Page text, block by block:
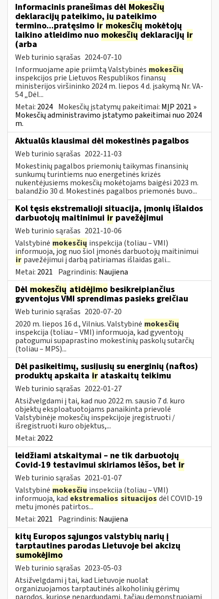
Informacinis pranešimas dėl Mokesčių
deklaracijų pateikimo, jų pateikimo
termino...pratęsimo ir mokesčių mokėtojų
laikino atleidimo nuomokesčiųdeklaracijų ir
(arba
Web turinio sąrašas 2024-07-10
Informuojame apie priimtą Valstybinės mokesčių
inspekcijos prie Lietuvos Respublikos finansų
ministerijos viršininko 2024 m. liepos 4 d. įsakymą Nr. VA-
54 „Dėl...
Metai: 2024 Mokesčių įstatymų pakeitimai: MĮP 2021 »
Mokesčių administravimo įstatymo pakeitimai nuo 2024
m.
Aktualūs klausimai dėl mokestinės pagalbos
Web turinio sąrašas 2022-11-03
Mokestinių pagalbos priemonių taikymas finansinių
sunkumų turintiems nuo energetinės krizės
nukentėjusiems mokesčių mokėtojams baigėsi 2023 m.
balandžio 30 d. Mokestinės pagalbos priemonės buvo...
Kol tęsis ekstremalioji situacija, įmonių išlaidos
darbuotojų maitinimui ir pavežėjimui
Web turinio sąrašas 2021-10-06
Valstybinė mokesčių inspekcija (toliau – VMI)
informuoja, jog nuo šiol įmonės darbuotojų maitinimui
ir pavežėjimui į darbą patiriamas išlaidas gali...
Metai: 2021 Pagrindinis: Naujiena
Dėl mokesčių atidėjimo besikreipiančius
gyventojus VMI sprendimas pasieks greičiau
Web turinio sąrašas 2020-07-20
2020 m. liepos 16 d., Vilnius. Valstybinė mokesčių
inspekcija (toliau – VMI) informuoja, kad gyventojų
patogumui supaprastino mokestinių paskolų sutarčių
(toliau – MPS)...
Dėl pasikeitimų, susijusių su energinių (naftos)
produktų apskaita ir ataskaitų teikimu
Web turinio sąrašas 2022-01-27
Atsižvelgdami į tai, kad nuo 2022 m. sausio 7 d. kuro
objektų eksploatuotojams panaikinta prievolė
Valstybinėje mokesčių inspekcijoje įregistruoti /
išregistruoti kuro objektus,...
Metai: 2022
leidžiami atskaitymai – ne tik darbuotojų
Covid-19 testavimui skiriamos lėšos, bet ir
Web turinio sąrašas 2021-01-07
Valstybinė mokesčių inspekcija (toliau – VMI)
informuoja, kadekstremalios situacijos dėl COVID-19
metu įmonės patirtos...
Metai: 2021 Pagrindinis: Naujiena
kitų Europos sąjungos valstybių narių į
tarptautines parodas Lietuvoje bei akcizų
sumokėjimo
Web turinio sąrašas 2023-05-03
Atsižvelgdami į tai, kad Lietuvoje nuolat
organizuojamos tarptautinės alkoholinių gėrimų
parodos, kuriose neparduodami, tačiau demonstruojami